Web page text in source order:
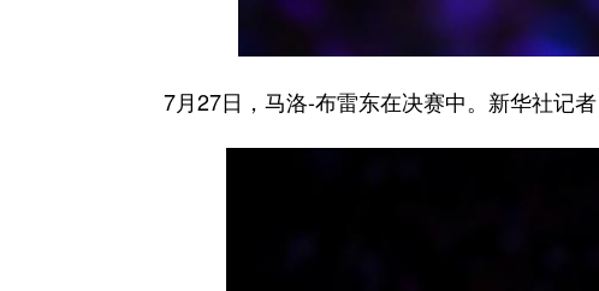
7月27日，马洛-布雷东在决赛中。新华社记者